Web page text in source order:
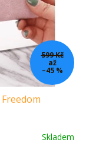
599 Kč
až
–45 %
Skladem